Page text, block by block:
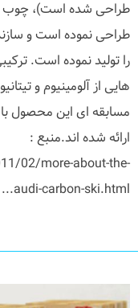
طراحی شده است)، چوب
طراحی نموده است و
را تولید نموده است.
هایی از آلومینیوم و
ارائه شده اند.منبع :
02/more-about-the-
audi-carbon-ski.html...